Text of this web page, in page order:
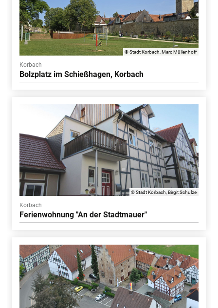
© Stadt Korbach, Marc Müllenhoff
Korbach
Bolzplatz im Schießhagen, Korbach
© Stadt Korbach, Birgit Schulze
Korbach
Ferienwohnung "An der Stadtmauer"